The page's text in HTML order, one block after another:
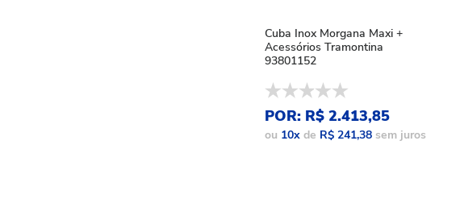
Cuba Inox Morgana Maxi +
Acessórios Tramontina
93801152
POR: R$ 2.413,85
ou 10x de R$ 241,38 sem juros